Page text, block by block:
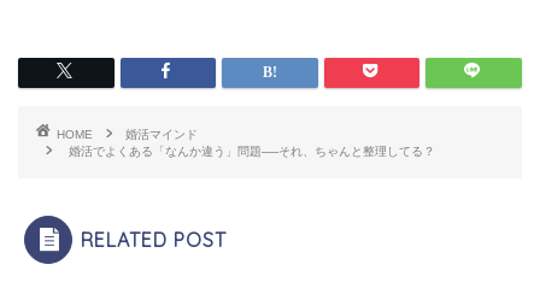
HOME
婚活マインド
婚活でよくある「なんか違う」問題──それ、ちゃんと整理してる？
RELATED POST